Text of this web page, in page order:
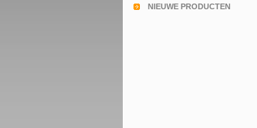
NIEUWE PRODUCTEN